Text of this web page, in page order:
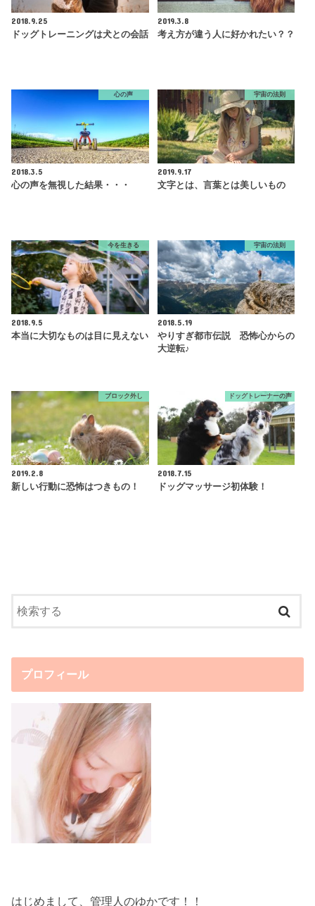
2018.9.25
ドッグトレーニングは犬との会話
2019.3.8
考え方が違う人に好かれたい？？
心の声
2018.3.5
心の声を無視した結果・・・
宇宙の法則
2019.9.17
文字とは、言葉とは美しいもの
今を生きる
2018.9.5
本当に大切なものは目に見えない
宇宙の法則
2018.5.19
やりすぎ都市伝説 恐怖心からの
大逆転♪
ブロック外し
2019.2.8
新しい行動に恐怖はつきもの！
ドッグトレーナーの声
2018.7.15
ドッグマッサージ初体験！
プロフィール
はじめまして、管理人のゆかです！！